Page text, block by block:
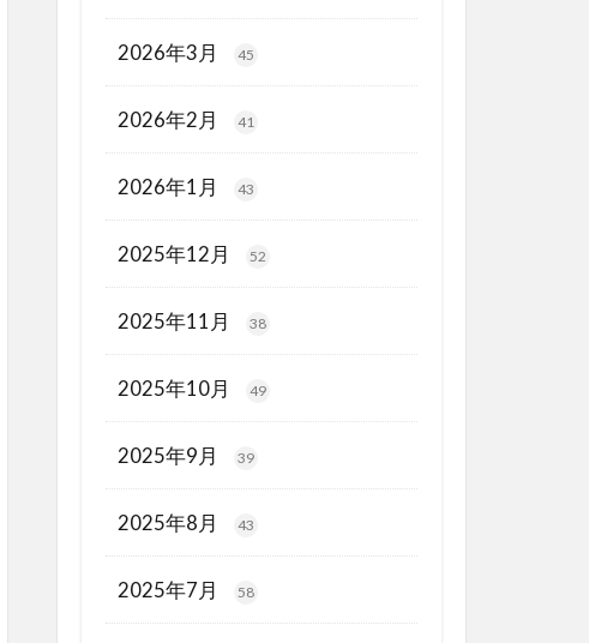
2026年3月 45
2026年2月 41
2026年1月 43
2025年12月 52
2025年11月 38
2025年10月 49
2025年9月 39
2025年8月 43
2025年7月 58